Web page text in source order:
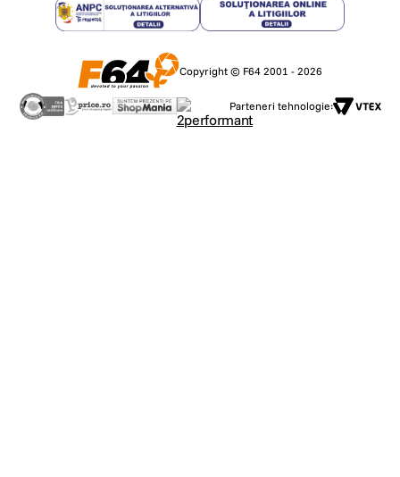
Copyright © F64 2001 - 2026
Parteneri tehnologie: